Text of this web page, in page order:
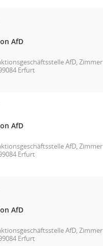
AfD
AfD, Zimmer
Erfurt
AfD
AfD, Zimmer
Erfurt
AfD
AfD, Zimmer
Erfurt